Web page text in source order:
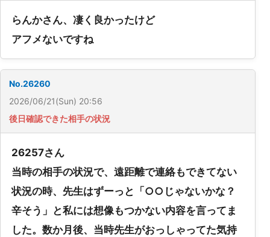
らんかさん、凄く良かったけど
アフメないですね
No.26260
2026/06/21(Sun) 20:56
後日確認できた相手の状況
26257さん
当時の相手の状況で、遠距離で連絡もできてない
状況の時、先生はずーっと「○○じゃないかな？
辛そう」と私には想像もつかない内容を言ってま
した。数か月後、当時先生がおっしゃってた気持